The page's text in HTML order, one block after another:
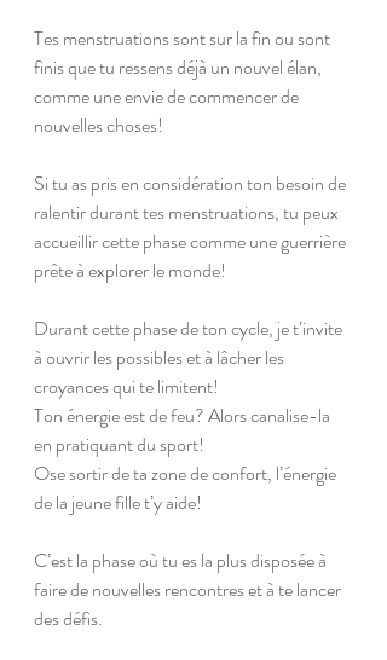
Tes menstruations sont sur la fin ou sont
finis que tu ressens déjà un nouvel élan,
comme une envie de commencer de
nouvelles choses!
Si tu as pris en considération ton besoin de
ralentir durant tes menstruations, tu peux
accueillir cette phase comme une guerrière
prête à explorer le monde!
Durant cette phase de ton cycle, je t’invite
à ouvrir les possibles et à lâcher les
croyances qui te limitent!
Ton énergie est de feu? Alors canalise-la
en pratiquant du sport!
Ose sortir de ta zone de confort, l’énergie
de la jeune fille t’y aide!
C’est la phase où tu es la plus disposée à
faire de nouvelles rencontres et à te lancer
des défis.